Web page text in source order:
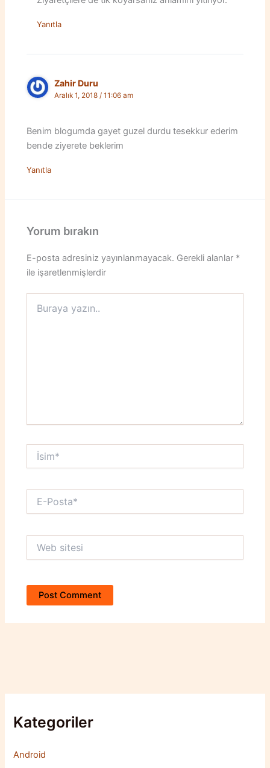
Yanıtla
Zahir Duru
Aralık 1, 2018 / 11:06 am
Benim blogumda gayet guzel durdu tesekkur ederim
bende ziyerete beklerim
Yanıtla
Yorum bırakın
E-posta adresiniz yayınlanmayacak. Gerekli alanlar *
ile işaretlenmişlerdir
yazın..
İsim*
Posta*
sitesi
Kategoriler
Android